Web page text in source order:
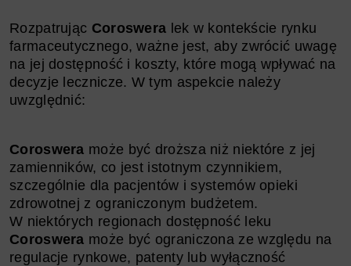
Rozpatrując Coroswera lek w kontekście rynku
farmaceutycznego, ważne jest, aby zwrócić uwagę
na jej dostępność i koszty, które mogą wpływać na
decyzje lecznicze. W tym aspekcie należy
uwzględnić:
Coroswera może być droższa niż niektóre z jej
zamienników, co jest istotnym czynnikiem,
szczególnie dla pacjentów i systemów opieki
zdrowotnej z ograniczonym budżetem.
W niektórych regionach dostępność leku
Coroswera może być ograniczona ze względu na
regulacje rynkowe, patenty lub wyłączność